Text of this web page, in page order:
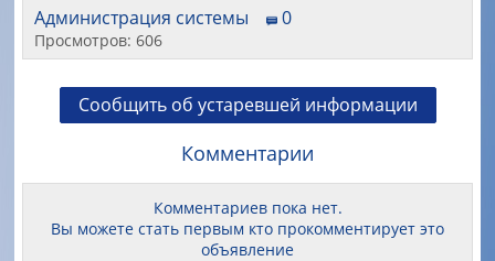
Администрация системы 0
Просмотров: 606
Сообщить об устаревшей информации
Комментарии
Комментариев пока нет.
Вы можете стать первым кто прокомментирует это
объявление